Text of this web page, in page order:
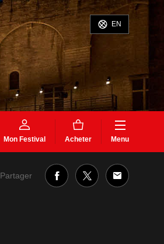
EN
Mon Festival Acheter Menu
Partager